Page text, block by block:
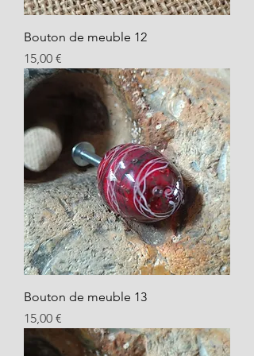
Bouton de meuble 12
Prix
15,00 €
Bouton de meuble 13
Prix
15,00 €